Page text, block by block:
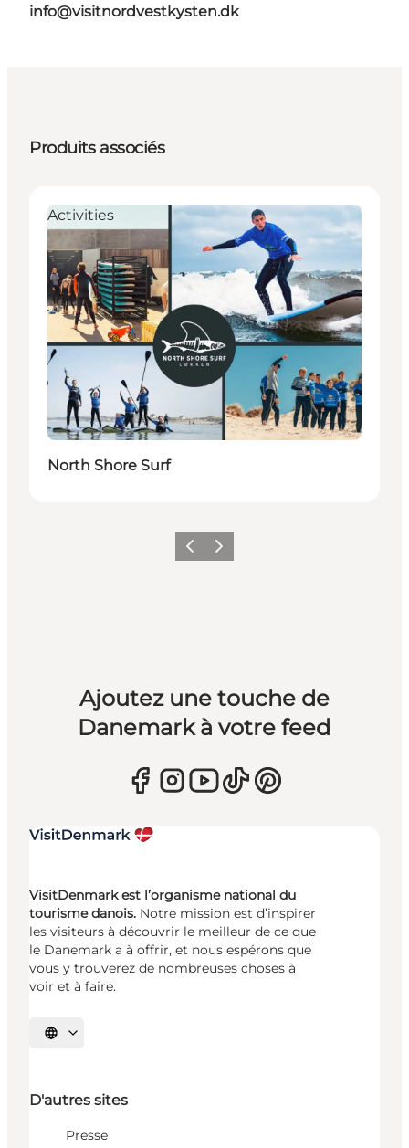
info@visitnordvestkysten.dk
Produits associés
Activities
North Shore Surf
PrécédentSuivant
Ajoutez une touche de
Danemark à votre feed
VisitDenmark est l’organisme national du
tourisme danois. Notre mission est d’inspirer
les visiteurs à découvrir le meilleur de ce que
le Danemark a à offrir, et nous espérons que
vous y trouverez de nombreuses choses à
voir et à faire.
Choisissez la langue
D'autres sites
Presse